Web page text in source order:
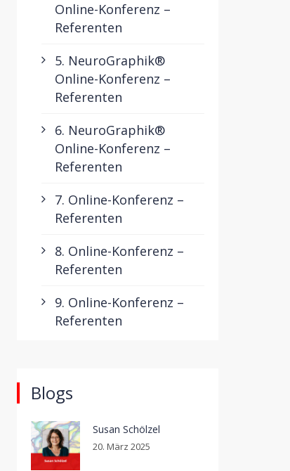
Online-Konferenz –
Referenten
5. NeuroGraphik®
Online-Konferenz –
Referenten
6. NeuroGraphik®
Online-Konferenz –
Referenten
7. Online-Konferenz –
Referenten
8. Online-Konferenz –
Referenten
9. Online-Konferenz –
Referenten
Blogs
Susan Schölzel
20. März 2025